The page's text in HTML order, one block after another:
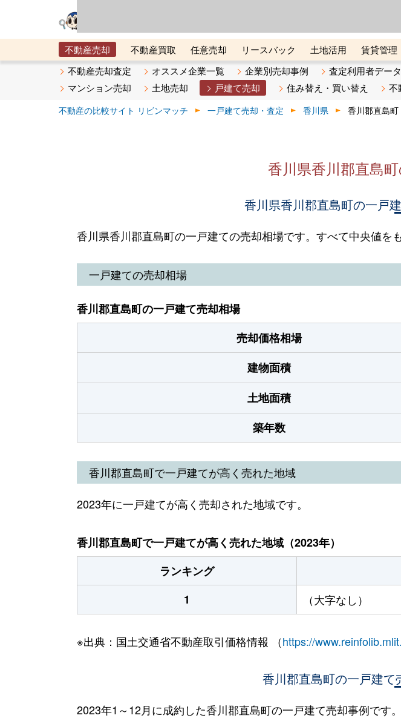
不動産売却 不動産買取 任意売却 リースバック 土地活用 賃貸管理
メタ住宅展示場
ベスト不動産カンパニー オンライン講座 リビンマガジン
不動産売却査定 オススメ企業一覧 企業別売却事例 査定利用者データ
マンション売却
土地売却 戸建て売却 住み替え・買い替え 不
不動産の比較サイト リビンマッチ 一戸建て売却・査定 香川県 香川郡直島町
香川県香川郡直島
香川県香川郡直島町の一戸
香川県香川郡直島町の一戸建ての売却相場です。すべて中央値を
一戸建ての売却相場
香川郡直島町の一戸建て売却相場
売却価格相場
建物面積
土地面積
築年数
香川郡直島町で一戸建てが高く売れた地域
2023年に一戸建てが高く売却された地域です。
香川郡直島町で一戸建てが高く売れた地域（2023年）
ランキング
1
（大字なし）
※出典：国土交通省不動産取引価格情報 （https://
香川郡直島町の一戸建て
2023年1～12月に成約した香川郡直島町の一戸建て売却事例です。